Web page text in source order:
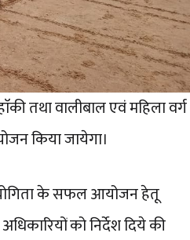
तथा वालीबाल एवं महिला वर्ग
किया जायेगा।
के सफल आयोजन हेतू
को निर्देश दिये की